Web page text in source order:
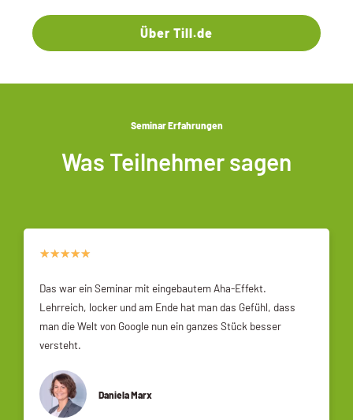
Über Till.de
Seminar Erfahrungen
Was Teilnehmer sagen
★★★★★
Das war ein Seminar mit eingebautem Aha-Effekt.
Lehrreich, locker und am Ende hat man das Gefühl, dass
man die Welt von Google nun ein ganzes Stück besser
versteht.
Daniela Marx